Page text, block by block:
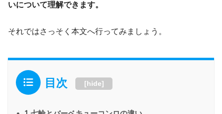
いについて理解できます。
それではさっそく本文へ行ってみましょう。
目次 [hide]